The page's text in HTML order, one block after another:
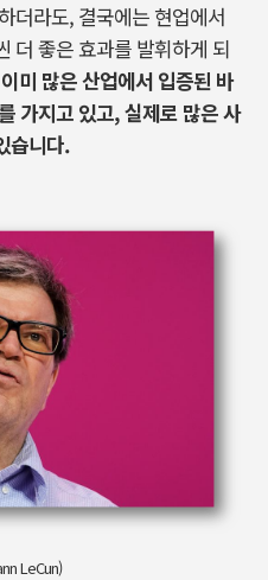
더라도, 결국에는 현업에서
더 좋은 효과를 발휘하게 되
미 많은 산업에서 입증된 바
가지고 있고,실제로 많은 사
습니다.
LeCun)